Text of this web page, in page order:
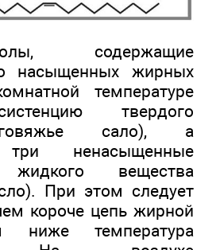
содержащие
насыщенных жирных
температуре
твердого
сало), а
ненасыщенные
вещества
При этом следует
короче цепь жирной
ниже температура